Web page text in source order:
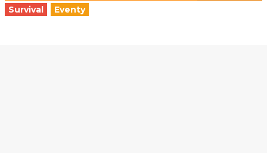
Survival Eventy